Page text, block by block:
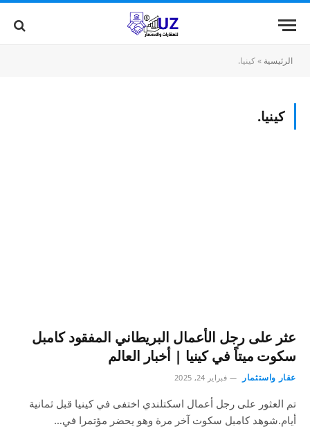
الرئيسية »كينيا.
كينيا.
عثر على رجل الأعمال البريطاني المفقود كامبل
سكوت ميتاً في كينيا | أخبار العالم
عقار واستثمار فبراير 24, 2025
تم العثور على رجل أعمال اسكتلندي اختفى في كينيا قبل ثمانية
أيام.شوهد كامبل سكوت آخر مرة وهو يحضر مؤتمرا في…